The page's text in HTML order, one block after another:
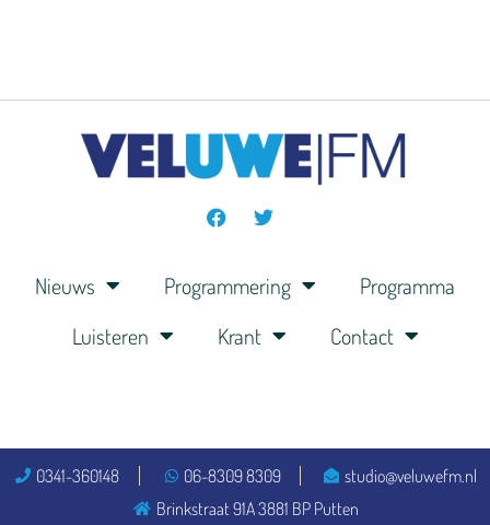
Nieuws Programmering
Programma
Luisteren
Krant Contact
0341-360148 06-8309 8309
studio@veluwefm.nl
Brinkstraat 91A 3881 BP Putten